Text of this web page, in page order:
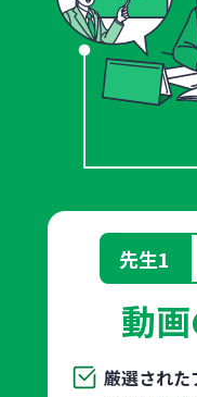
先生1
動
厳選された